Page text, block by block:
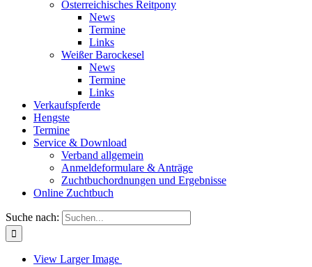
Österreichisches Reitpony
News
Termine
Links
Weißer Barockesel
News
Termine
Links
Verkaufspferde
Hengste
Termine
Service & Download
Verband allgemein
Anmeldeformulare & Anträge
Zuchtbuchordnungen und Ergebnisse
Online Zuchtbuch
Suche nach:
View Larger Image